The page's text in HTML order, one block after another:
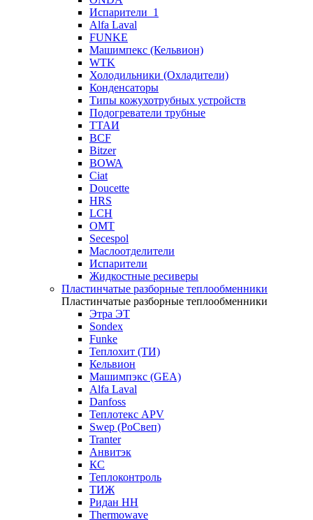
Испарители_1
Alfa Laval
FUNKE
Машимпекс (Кельвион)
WTK
Холодильники (Охладители)
Конденсаторы
Типы кожухотрубных устройств
Подогреватели трубные
ТТАИ
BCF
Bitzer
BOWA
Ciat
Doucette
HRS
LCH
OMT
Secespol
Маслоотделители
Испарители
Жидкостные ресиверы
Пластинчатые разборные теплообменники
Пластинчатые разборные теплообменники
Этра ЭТ
Sondex
Funke
Теплохит (ТИ)
Кельвион
Машимпэкс (GEA)
Alfa Laval
Danfoss
Теплотекс APV
Swep (РоСвеп)
Tranter
Анвитэк
КС
Теплоконтроль
ТИЖ
Ридан НН
Thermowave